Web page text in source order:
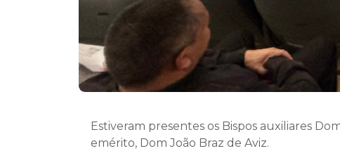
Estiveram presentes os Bispos auxiliares
emérito, Dom João Braz de Aviz.